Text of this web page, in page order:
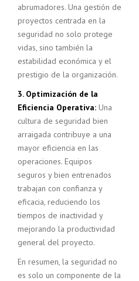
abrumadores. Una gestión de
proyectos centrada en la
seguridad no solo protege
vidas, sino también la
estabilidad económica y el
prestigio de la organización.
3. Optimización de la
Eficiencia Operativa: Una
cultura de seguridad bien
arraigada contribuye a una
mayor eficiencia en las
operaciones. Equipos
seguros y bien entrenados
trabajan con confianza y
eficacia, reduciendo los
tiempos de inactividad y
mejorando la productividad
general del proyecto.
En resumen, la seguridad no
es solo un componente de la